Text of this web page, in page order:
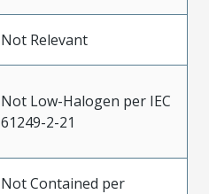
Not Relevant
Not Low-Halogen per IEC
61249-2-21
Not Contained per